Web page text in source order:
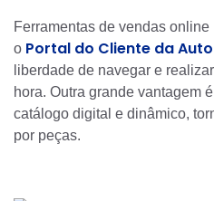
Ferramentas de vendas
o Portal do Cliente da
liberdade de navegar e
hora. Outra grande vantagem
catálogo digital e dinâmico,
por peças.